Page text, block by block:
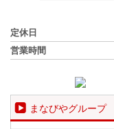
定休日
営業時間
まなびやグループ